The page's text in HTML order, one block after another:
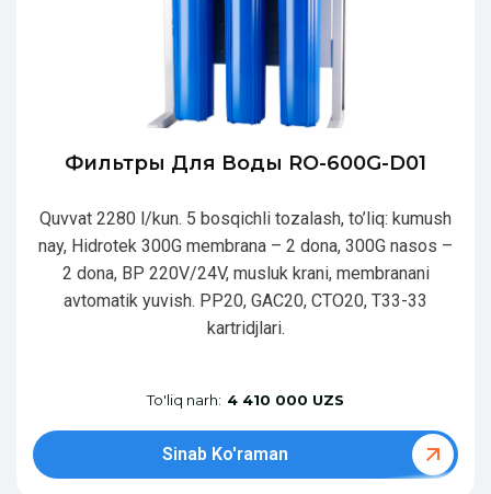
Фильтры Для Воды RO-600G-D01
Quvvat 2280 l/kun. 5 bosqichli tozalash, to’liq: kumush
nay, Hidrotek 300G membrana – 2 dona, 300G nasos –
2 dona, BP 220V/24V, musluk krani, membranani
avtomatik yuvish. PP20, GAC20, CTO20, T33-33
kartridjlari.
To'liq narh: 4 410 000 UZS
Sinab Ko'raman